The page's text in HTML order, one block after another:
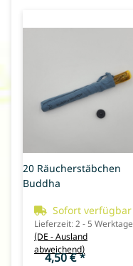
20 Räucherstäbchen
Buddha
Sofort verfügbar
Lieferzeit:2 - 5 Werktage
(DE - Ausland
abweichend)
4,50 €*